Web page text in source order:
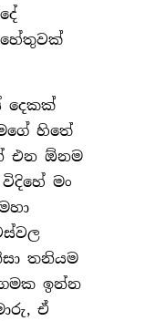
දෙකක්
හිතේ
එන ඕනම
මං
තනියම
ඉන්න
ඒ